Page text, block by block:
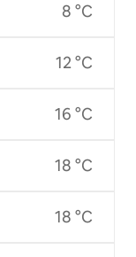
8 °C
12 °C
16 °C
18 °C
18 °C